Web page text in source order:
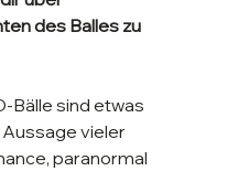
des Balles zu
Bälle sind etwas
vieler
paranormal